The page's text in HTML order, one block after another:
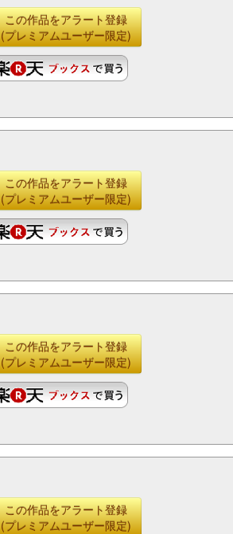
この作品をアラート登録
(プレミアムユーザー限定)
この作品をアラート登録
(プレミアムユーザー限定)
この作品をアラート登録
(プレミアムユーザー限定)
この作品をアラート登録
(プレミアムユーザー限定)